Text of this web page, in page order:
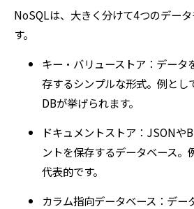
NoSQLは、大きく分けて4つのデー
す。
キー・バリューストア：データ
存するシンプルな形式。例と
DBが挙げられます。
ドキュメントストア：JSONや
ントを保存するデータベース
代表的です。
カラム指向データベース：デー